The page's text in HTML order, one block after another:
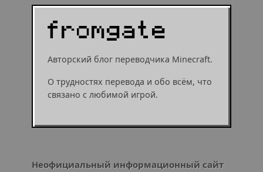
Авторский блог переводчика Minecraft.
О трудностях перевода и обо всём, что
связано с любимой игрой.
Неофициальный информационный сайт